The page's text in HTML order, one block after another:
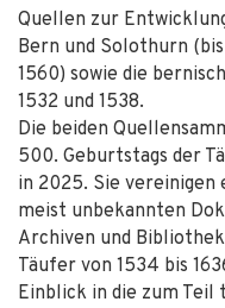
Quellen zur
Bern und Solothurn
1560) sowie die
1532 und 1538.
Die beiden
500. Geburtstags der
in 2025. Sie vereinigen
meist unbekannten
Archiven und
Täufer von 1534 bis
Einblick in die zum